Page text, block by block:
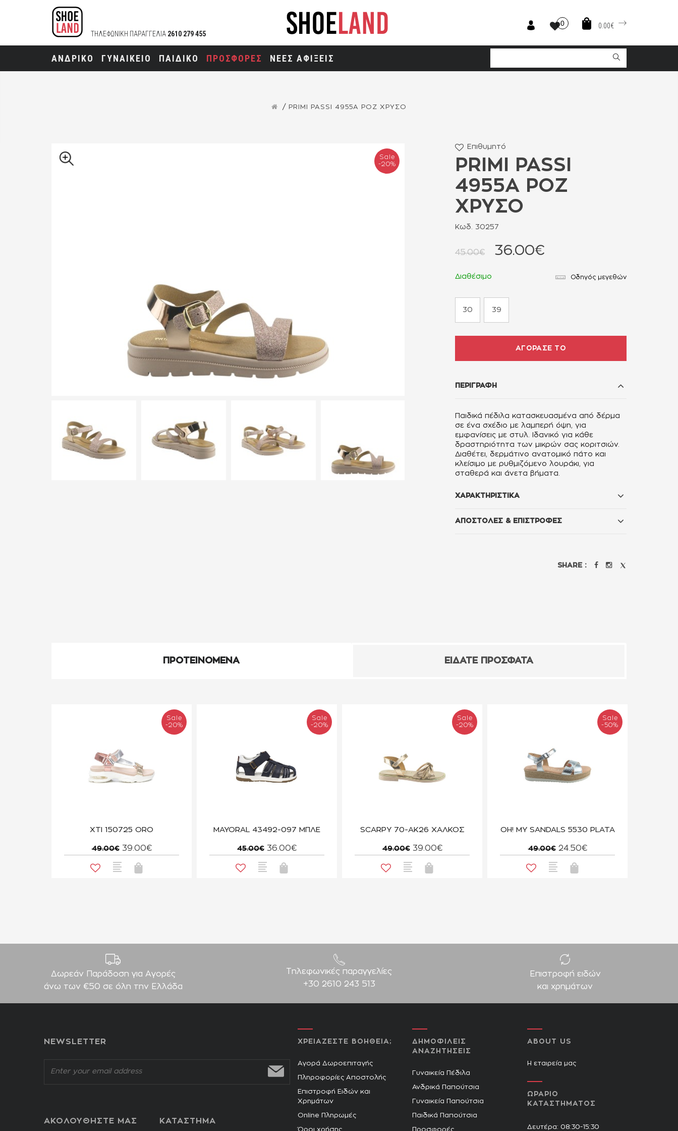
ΤΗΛΕΦΩΝΙΚΗ ΠΑΡΑΓΓΕΛΙΑ 2610 279 455
0 0.00€
ΑΝΔΡΙΚΟ ΓΥΝΑΙΚΕΙΟ ΠΑΙΔΙΚΟ ΠΡΟΣΦΟΡΕΣ ΝΕΕΣ ΑΦΙΞΕΙΣ
PRIMI PASSI 4955A ΡΟΖ ΧΡΥΣΟ
Sale
-20%
Επιθυμητό
PRIMI PASSI
4955A ΡΟΖ
ΧΡΥΣΟ
Κωδ. 30257
45.00€ 36.00€
Διαθέσιμο Οδηγός μεγεθών
30 39
ΑΓΟΡΑΣΕ ΤΟ
ΠΕΡΙΓΡΑΦΗ
Παιδικά πέδιλα κατασκευασμένα από δέρμα
σε ένα σχέδιο με λαμπερή όψη, για
εμφανίσεις με στυλ. Ιδανικό για κάθε
δραστηριότητα των μικρών σας κοριτσιών.
Διαθέτει, δερμάτινο ανατομικό πάτο και
κλείσιμο με ρυθμιζόμενο λουράκι, για
σταθερά και άνετα βήματα.
ΧΑΡΑΚΤΗΡΙΣΤΙΚΑ
ΑΠΟΣΤΟΛΕΣ & ΕΠΙΣΤΡΟΦΕΣ
SHARE :
ΠΡΟΤΕΙΝΟΜΕΝΑ ΕΙΔΑΤΕ ΠΡΟΣΦΑΤΑ
Sale
-20%
XTI 150725 ORO
49.00€ 39.00€
Sale
-20%
MAYORAL 43492-097 ΜΠΛΕ
45.00€ 36.00€
Sale
-20%
SCARPY 70-ΑΚ26 ΧΑΛΚΟΣ
49.00€ 39.00€
Sale
-50%
OH! MY SANDALS 5530 PLATA
49.00€ 24.50€
Δωρεάν Παράδοση για Aγορές
άνω των €50 σε όλη την Ελλάδα
Τηλεφωνικές παραγγελίες
+30 2610 243 513
Επιστροφή ειδών
και χρημάτων
NEWSLETTER
ΑΚΟΛΟΥΘΗΣΤΕ ΜΑΣ ΚΑΤΑΣΤΗΜΑ
ΧΡΕΙΑΖΕΣΤΕ ΒΟΗΘΕΙΑ;
Αγορά Δωροεπιταγής
Πληροφορίες Αποστολής
Επιστροφή Ειδών και
Χρημάτων
Online Πληρωμές
Όροι χρήσης
ΔΗΜΟΦΙΛΕΙΣ
ΑΝΑΖΗΤΗΣΕΙΣ
Γυναικεία Πέδιλα
Ανδρικά Παπούτσια
Γυναικεία Παπούτσια
Παιδικά Παπούτσια
Προσφορές
ABOUT US
Η εταιρεία μας
ΩΡΑΡΙΟ
ΚΑΤΑΣΤΗΜΑΤΟΣ
Δευτέρα: 08:30-15:30